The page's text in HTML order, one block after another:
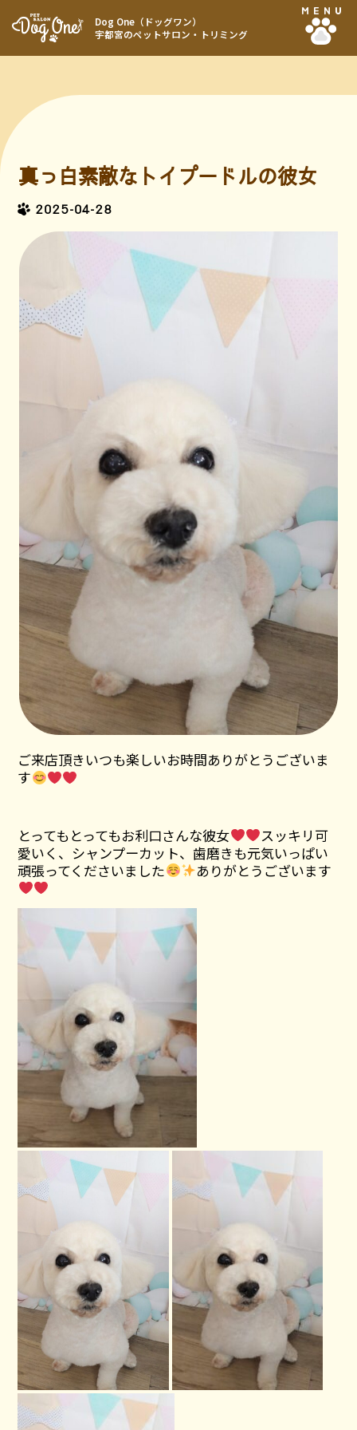
Dog One（ドッグワン）
宇都宮のペットサロン・トリミング
MENU
真っ白素敵なトイプードルの彼女
2025-04-28
ご来店頂きいつも楽しいお時間ありがとうございま
す
とってもとってもお利口さんな彼女
スッキリ可
愛いく、シャンプーカット、歯磨きも元気いっぱい
頑張ってくださいました
ありがとうございます